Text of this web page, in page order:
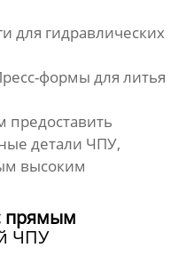
для гидравлических
формы для литья
детали ЧПУ,
высоким
прямым
ЧПУ